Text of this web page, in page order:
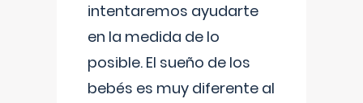
intentaremos ayudarte
en la medida de lo
posible. El sueño de los
bebés es muy diferente al